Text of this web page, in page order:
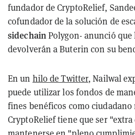
fundador de CryptoRelief,
cofundador de la solución de
sidechainPolygon- anunció que
devolverán a Buterin con su
En un hilo de Twitter, Nailwal
puede utilizar los fondos de
fines benéficos como
CryptoRelief tiene que ser